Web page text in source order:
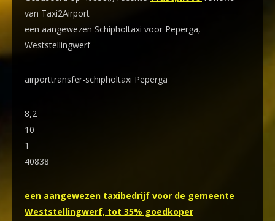
van Taxi2Airport
een aangewezen Schipholtaxi voor Peperga,
Weststellingwerf
airporttransfer-schipholtaxi Peperga
8,2
10
1
40838
een aangewezen taxibedrijf voor de gemeente
Weststellingwerf, tot 35% goedkoper